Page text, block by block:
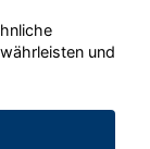
- 2026
und